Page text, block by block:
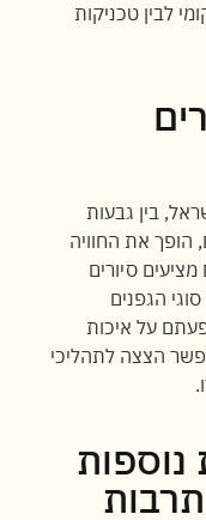
לבין טכניקות
בין גבעות
הופך את החוויה
סיורים
הגפנים
על איכות
הצצה לתהליכי
נוספות